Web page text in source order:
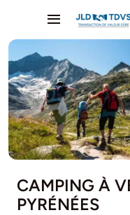
contenu
Toggle
Accueil
Nos Affaires
Votre projet
CAMPING À
PYRÉNÉES